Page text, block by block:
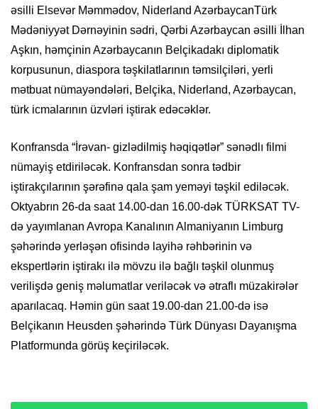
əsilli Elsevər Məmmədov, Niderland AzərbaycanTürk
Mədəniyyət Dərnəyinin sədri, Qərbi Azərbaycan əsilli İlhan
Aşkın, həmçinin Azərbaycanın Belçikadakı diplomatik
korpusunun, diaspora təşkilatlarının təmsilçiləri, yerli
mətbuat nümayəndələri, Belçika, Niderland, Azərbaycan,
türk icmalarının üzvləri iştirak edəcəklər.
Konfransda “İrəvan- gizlədilmiş həqiqətlər” sənədlı filmi
nümayiş etdiriləcək. Konfransdan sonra tədbir
iştirakçılarının şərəfinə qala şam yeməyi təşkil ediləcək.
Oktyabrın 26-da saat 14.00-dan 16.00-dək TÜRKSAT TV-
də yayımlanan Avropa Kanalının Almaniyanın Limburg
şəhərində yerləşən ofisində layihə rəhbərinin və
ekspertlərin iştirakı ilə mövzu ilə bağlı təşkil olunmuş
verilişdə geniş məlumatlar veriləcək və ətraflı müzakirələr
aparılacaq. Həmin gün saat 19.00-dan 21.00-də isə
Belçikanın Heusden şəhərində Türk Dünyası Dayanışma
Platformunda görüş keçiriləcək.